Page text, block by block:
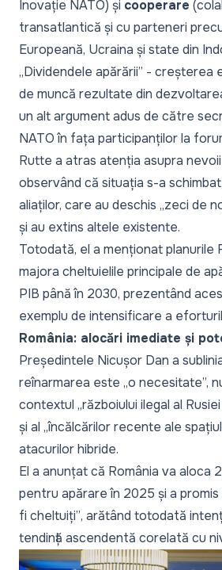
Inovație NATO) și cooperare
transatlantică și cu parteneri
Europeană, Ucraina și state din
„Dividendele apărării” - creșterea
de muncă rezultate din
un alt argument adus de către
NATO în fața participanților la
Rutte a atras atenția asupra
observând că situația s-a
aliaților, care au deschis „zeci de
și au extins altele existente.
Totodată, el a menționat planurile
majora cheltuielile principale de
PIB până în 2030, prezentând
exemplu de intensificare a
România: alocări imediate și
Președintele Nicușor Dan a
reînarmarea este „o necesitate”,
contextul „războiului ilegal al
și al „încălcărilor recente ale
atacurilor hibride.
El a anunțat că România va aloca
pentru apărare în 2025 și a promis
fi cheltuiți”, arătând totodată
tendință ascendentă corelată cu